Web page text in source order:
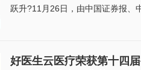
跃升?11月26日，由中国证券报、
好医生云医疗荣获第十四